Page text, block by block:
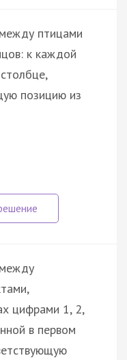
птицами
к каждой
позицию из
цифрами 1, 2,
в первом